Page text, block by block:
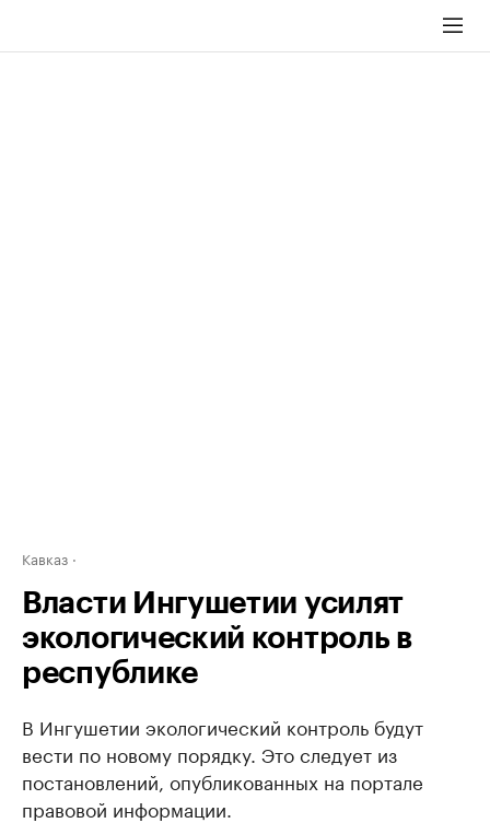
Кавказ
Власти Ингушетии усилят
экологический контроль в
республике
В Ингушетии экологический контроль будут
вести по новому порядку. Это следует из
постановлений, опубликованных на портале
правовой информации.